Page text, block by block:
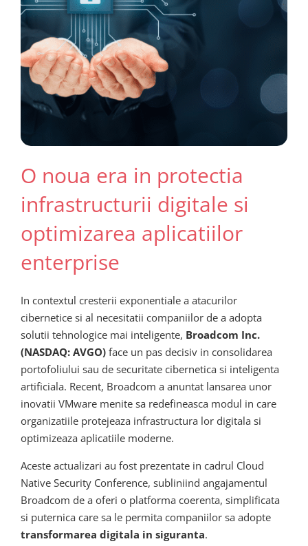
O noua era in protectia
infrastructurii digitale si
optimizarea aplicatiilor
enterprise
In contextul cresterii exponentiale a atacurilor
cibernetice si al necesitatii companiilor de a adopta
solutii tehnologice mai inteligente, Broadcom Inc.
(NASDAQ: AVGO) face un pas decisiv in consolidarea
portofoliului sau de securitate cibernetica si inteligenta
artificiala. Recent, Broadcom a anuntat lansarea unor
inovatii VMware menite sa redefineasca modul in care
organizatiile protejeaza infrastructura lor digitala si
optimizeaza aplicatiile moderne.
Aceste actualizari au fost prezentate in cadrul Cloud
Native Security Conference, subliniind angajamentul
Broadcom de a oferi o platforma coerenta, simplificata
si puternica care sa le permita companiilor sa adopte
transformarea digitala in siguranta.